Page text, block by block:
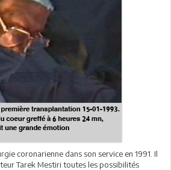
coronarienne dans son service en 1991. Il
Tarek Mestiri toutes les possibilités